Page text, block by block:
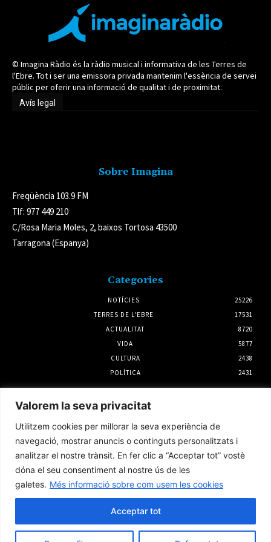
Valorem la seva privacitat
Utilitzem cookies per millorar la seva experiència de
navegació, mostrar anuncis o continguts personalitzats i
analitzar el nostre trànsit. En fer clic a “Acceptar tot” vostè
dóna el seu consentiment al nostre ús de les
galetes. Més informació sobre com usem les cookies
Acceptar tot
© Imagina Ràdio és la ràdio musical i informativa de les Terres de
l'Ebre. Tot i ser una emissora privada mantenim l'essència de servei
públic per oferir una informació de qualitat i de proximitat.
Avís legal
Sobre Imagina
Freqüència 103.9 FM
Tlf: 977 449 210
C/Rosa Maria Moles, 2, baixos Tortosa 43500
Tarragona (Espanya)
Categories
NOTÍCIES
25226
TERRES DE L'EBRE
17531
ACTUALITAT
8720
VIDA
5877
CULTURA
2438
POLÍTICA
2431
SomRuralitats invertirà 3 milions d’euros
per impulsar la repoblació i la silvopastura a
les Terres de l’Ebre
6 agost 2026
L’Observatori de l’Ebre lidera de nou la
recerca sobre l’astre rei en el segon eclipsi
solar total de la seva història
5 agost 2026